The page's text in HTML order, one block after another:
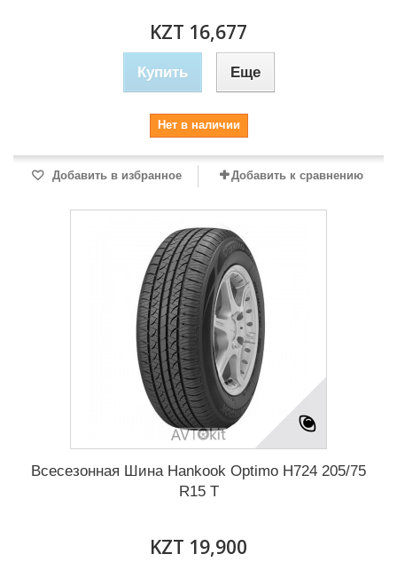
KZT 16,677
Купить Еще
Нет в наличии
Добавить в избранное Добавить к сравнению
Всесезонная Шина Hankook Optimo H724 205/75
R15 T
KZT 19,900